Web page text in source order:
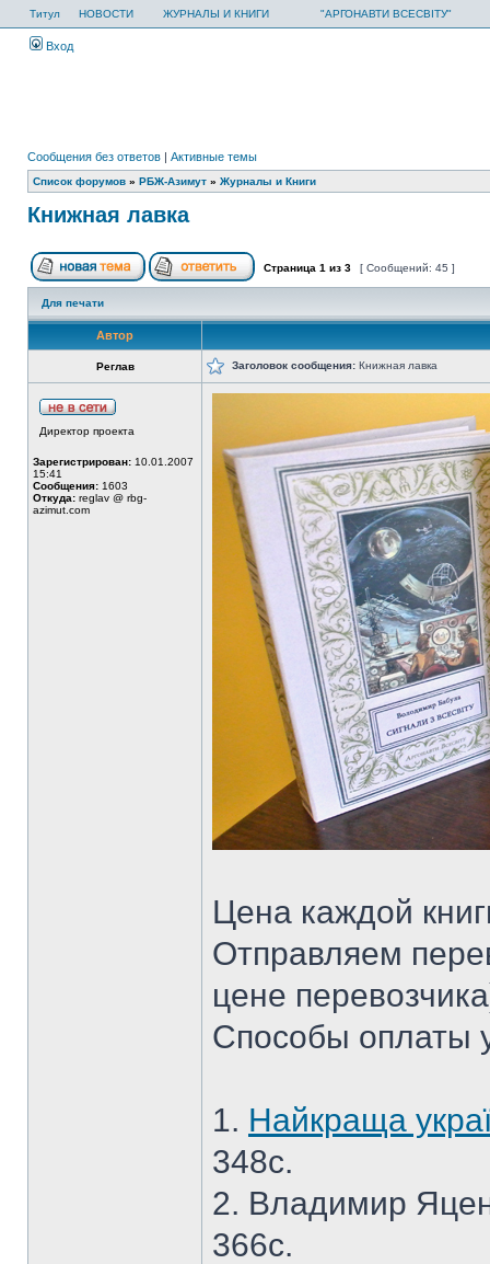
Титул НОВОСТИ ЖУРНАЛЫ И КНИГИ "АРГОНАВТИ ВСЕСВІТУ"
Вход
Сообщения без ответов | Активные темы
Список форумов » РБЖ-Азимут » Журналы и Книги
Книжная лавка
Страница 1 из 3 [ Сообщений: 45 ]
Для печати
Автор
Реглав Заголовок сообщения: Книжная лавка
Директор проекта
Зарегистрирован: 10.01.2007
15:41
Сообщения: 1603
Откуда: reglav @ rbg-
azimut.com
Цена каждой
Отправляем
цене
Способы оплаты
1. Найкраща
348с.
2. Владимир
366с.